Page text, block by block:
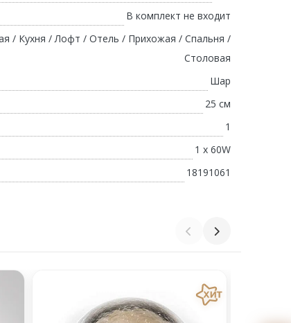
В комплект не входит
/ Кухня / Лофт / Отель / Прихожая / Спальня /
Столовая
Шар
25 см
1
1 х 60W
18191061